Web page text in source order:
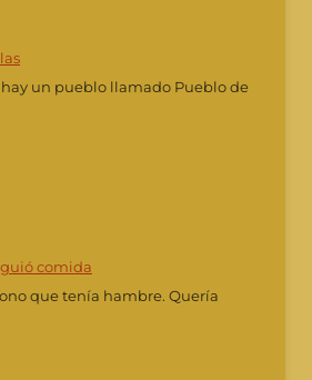
un pueblo llamado Pueblo de
comida
que tenía hambre. Quería